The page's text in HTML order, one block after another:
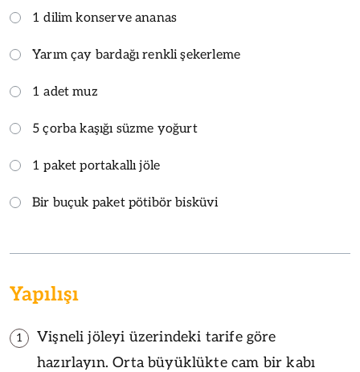
1 dilim konserve ananas
Yarım çay bardağı renkli şekerleme
1 adet muz
5 çorba kaşığı süzme yoğurt
1 paket portakallı jöle
Bir buçuk paket pötibör bisküvi
Yapılışı
1
Vişneli jöleyi üzerindeki tarife göre
hazırlayın. Orta büyüklükte cam bir kabı